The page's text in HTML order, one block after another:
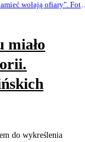
wołają ofiary". Fot.
miało
do wykreślenia